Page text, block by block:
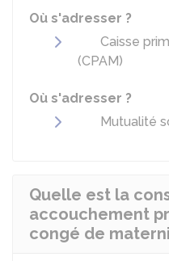
Où s'adresser ?
Caisse
(CPAM)
Où s'adresser ?
Mutualité
Quelle est la
accouchement
congé de